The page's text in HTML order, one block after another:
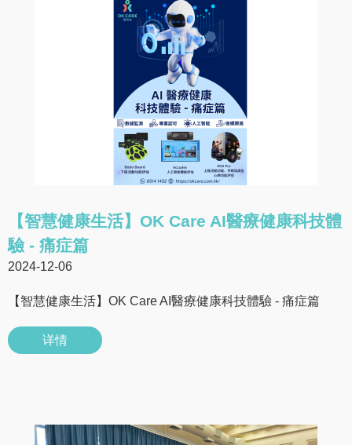
【智慧健康生活】OK Care AI醫療健康科技體
驗 - 痛症篇
2024-12-06
【智慧健康生活】OK Care AI醫療健康科技體驗 - 痛症篇
详情